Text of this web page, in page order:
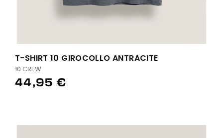
T-SHIRT 10 GIROCOLLO ANTRACITE
10 CREW
44,95 €